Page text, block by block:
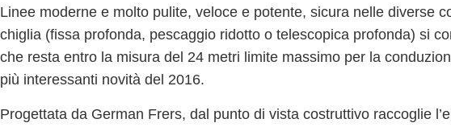
Linee moderne e molto pulite, veloce e potente, sicura nelle diverse
chiglia (fissa profonda, pescaggio ridotto o telescopica profonda) si
che resta entro la misura del 24 metri limite massimo per la
più interessanti novità del 2016.
Progettata da German Frers, dal punto di vista costruttivo raccoglie